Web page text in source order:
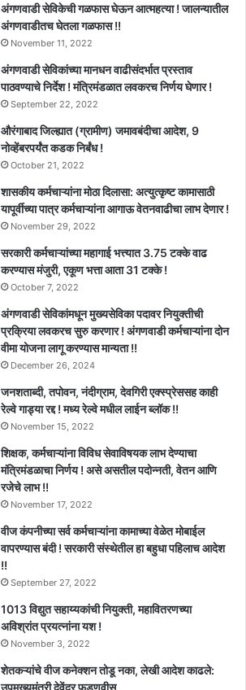
अंगणवाडी सेविकेची गळफास घेऊन आत्महत्या ! जालन्यातील
अंगणवाडीतच घेतला गळफास !!
November 11, 2022
अंगणवाडी सेविकांच्या मानधन वाढीसंदर्भात प्रस्ताव
पाठवण्याचे निर्देश ! मंत्रिमंडळात लवकरच निर्णय घेणार !
September 22, 2022
औरंगाबाद जिल्ह्यात (ग्रामीण) जमावबंदीचा आदेश, 9
नोव्हेंबरपर्यंत कडक निर्बंध !
October 21, 2022
शासकीय कर्मचाऱ्यांना मोठा दिलासा: अत्युत्कृष्ट कामासाठी
यापूर्वीच्या पात्र कर्मचाऱ्यांना आगाऊ वेतनवाढीचा लाभ देणार !
November 29, 2022
सरकारी कर्मचाऱ्यांच्या महागाई भत्त्यात 3.75 टक्के वाढ
करण्यास मंजुरी, एकूण भत्ता आता 31 टक्के !
October 7, 2022
अंगणवाडी सेविकांमधून मुख्यसेविका पदावर नियुक्तीची
प्रक्रिया लवकरच सुरु करणार ! अंगणवाडी कर्मचाऱ्यांना दोन
वीमा योजना लागू करण्यास मान्यता !!
December 26, 2024
जनशताब्दी, तपोवन, नंदीग्राम, देवगिरी एक्स्प्रेससह काही
रेल्वे गाड्या रद्द ! मध्य रेल्वे मधील लाईन ब्लॉक !!
November 15, 2022
शिक्षक, कर्मचाऱ्यांना विविध सेवाविषयक लाभ देण्याचा
मंत्रिमंडळाचा निर्णय ! असे असतील पदोन्नती, वेतन आणि
रजेचे लाभ !!
November 17, 2022
वीज कंपनीच्या सर्व कर्मचाऱ्यांना कामाच्या वेळेत मोबाईल
वापरण्यास बंदी ! सरकारी संस्थेतील हा बहुधा पहिलाच आदेश
!!
September 27, 2022
1013 विद्युत सहाय्यकांची नियुक्ती, महावितरणच्या
अविश्रांत प्रयत्नांना यश !
November 3, 2022
शेतकऱ्यांचे वीज कनेक्शन तोडू नका, लेखी आदेश काढले:
उपमुख्यमंत्री देवेंद्र फडणवीस